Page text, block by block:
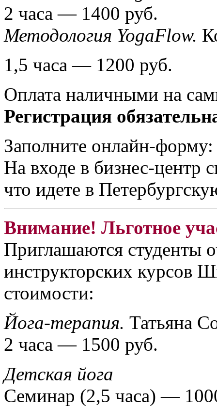
2 часа — 1400 руб.
Методология YogaFlow.
1,5 часа — 1200 руб.
Оплата наличными на
Регистрация
Заполните онлайн-
На входе в бизнес-центр
что идете в
Внимание! Льготное
Приглашаются студенты
инструкторских курсов
стоимости:
Йога-терапия. Татьяна
2 часа — 1500 руб.
Детская йога
Семинар (2,5 часа) —